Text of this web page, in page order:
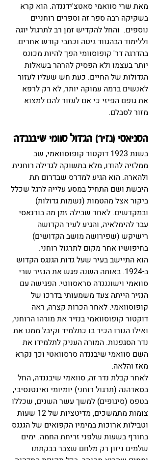
מאת שרי סוואמי סאטצ'ידננדה. הוא קרא
בשקיקה רבה ספר זה וספרים רוחניים
נוספים.  והחל להקדיש זמן רב לתרגול יוגה
וללימוד הבהגווד גיטה וכתבי קודש אחרים.
בהדרגה דר' קופוסוומי הפך להיות מכונס
יותר בעצמו ולא הפסיק להרהר בשאלות
הגדולות של החיים. כעת חש שעליו לעזור
לאנשים ברמה עמוקה יותר, לא רק לרפא
את גופם הפיזי כי אם לעזור להם למצוא
מזור לסבלם.
הסניאסי (נזיר) הגדול סוומי שיבננדה
בשנת 1923 דוקטור קופוסוואמי, שב
ממלזיה להודו, מלא בתשוקה לגדילה רוחנית
ולהארה. הוא הגיע למדרס שבדרום תת
היבשת ושם התחיל במסע עלייה לרגל שכלל
ביקור אצל מהטמות (נשמות גדולות)
ובמקדשים. לאחר שבילה זמן מה בורנאסי
עבר להימלאיה, והגיע לעיר הקדושה
רישיקש (שפירושה מושב הקדושים)
בחיפושיו אחר מקום לתרגול רוחני.
הוא התיישב בעיר שעל גדות הגנגס הקדוש
ב-1924. באותה השנה פגש את הנזיר שרי
סוואמי וישונננדה סראסווטי. הפגישה עם
הנזיר הייתה צעד משמעותי בדרכו של
קופוסוואמי. לאחר הכרות קצרה, ראה
דוקטור קופוסוואמי בנזיר את מורהו הרוחני,
ואילו הגורו הכיר בו כתלמיד וקיבל ממנו את
נדר הסגפנות. המורה העניק לתלמידו את
השם סוואמי שיבננדה סרסוואטי וכך נקרא
מאז והלאה.
לאחר קבלת נדר זה, סוואמי שיבננדה, החל
בסאדהנה (תרגול רוחני) יומיומי ואינטנסיבי,
בטפס (סיגופים) למשך עשר השנים, שכללו
צומות מתמשכים, מדיטציות של 12 שעות
וטבילות ארוכות במימיו הקפואים של הגנגס
בחורף בשעות שלפני זריחת החמה. ימים
שלמים ניזון רק מלחם שצבר בבקתתו